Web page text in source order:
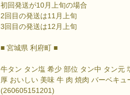
初回発送が10月上旬の場合
2回目の発送は11月上旬
3回目の発送は12月上旬
■ 宮城県 利府町 ■
牛タン タン塩 希少 部位 タン中 タン元
厚 おいしい 美味 牛 肉 焼肉 バーベキ
(260605151201)